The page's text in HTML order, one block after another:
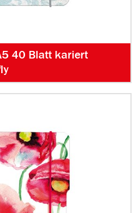
40 Blatt kariert